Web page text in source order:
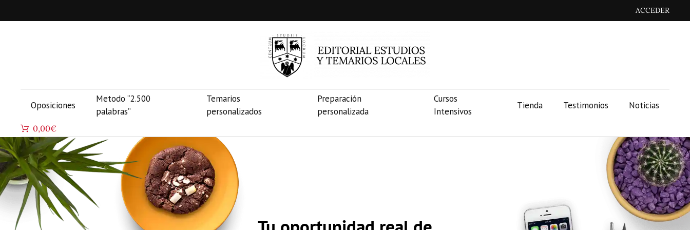
ACCEDER
Oposiciones
Metodo “2.500
palabras”
Temarios
personalizados
Preparación
personalizada
Cursos
Intensivos
Tienda Testimonios Noticias
0,00€